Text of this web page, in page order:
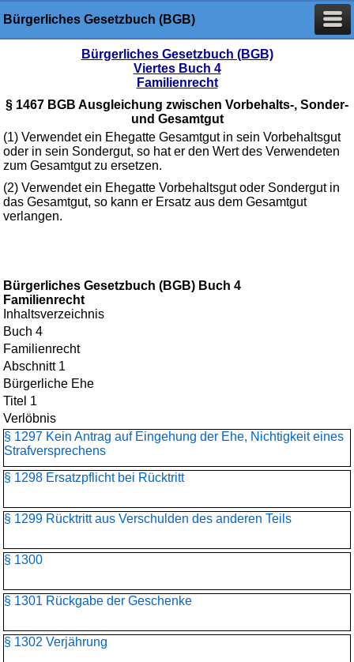
Bürgerliches Gesetzbuch (BGB)
Bürgerliches Gesetzbuch (BGB)
Viertes Buch 4
Familienrecht
§ 1467 BGB Ausgleichung zwischen Vorbehalts-, Sonder-
und Gesamtgut
(1) Verwendet ein Ehegatte Gesamtgut in sein Vorbehaltsgut
oder in sein Sondergut, so hat er den Wert des Verwendeten
zum Gesamtgut zu ersetzen.
(2) Verwendet ein Ehegatte Vorbehaltsgut oder Sondergut in
das Gesamtgut, so kann er Ersatz aus dem Gesamtgut
verlangen.
Bürgerliches Gesetzbuch (BGB) Buch 4
Familienrecht
Inhaltsverzeichnis
Buch 4
Familienrecht
Abschnitt 1
Bürgerliche Ehe
Titel 1
Verlöbnis
§ 1297 Kein Antrag auf Eingehung der Ehe, Nichtigkeit eines
Strafversprechens
§ 1298 Ersatzpflicht bei Rücktritt
§ 1299 Rücktritt aus Verschulden des anderen Teils
§ 1300
§ 1301 Rückgabe der Geschenke
§ 1302 Verjährung